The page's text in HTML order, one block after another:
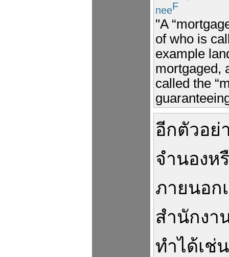
neeF
"A
of who is
example
mortgaged,
called the
อีกตัวอย่
จำนองห
ภายนอก
สำนักงา
ทำได้เช่